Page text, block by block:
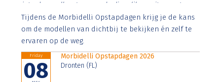
interdum nulla, ut commodo diam libero vitae erat.
Aenean faucibus nibh et justo cursus id rutrum lorem
imperdiet. Nunc ut sem vitae risus tristique posuere.
Tijdens de Morbidelli Opstapdagen krijg je de kans
om de modellen van dichtbij te bekijken én zelf te
ervaren op de weg.
Friday
08
Morbidelli Opstapdagen 2026
Dronten (FL)